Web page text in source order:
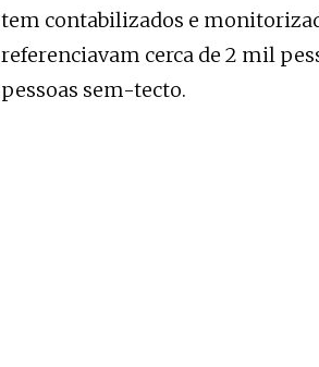
tem contabilizados e
referenciavam cerca de 2 mil
pessoas sem-tecto.